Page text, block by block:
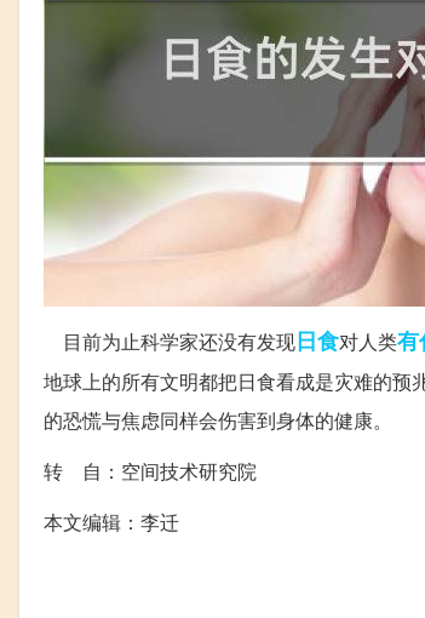
目前为止科学家还没有发现日食对人类有
地球上的所有文明都把日食看成是灾难的预
的恐慌与焦虑同样会伤害到身体的健康。
转 自：空间技术研究院
本文编辑：李迁